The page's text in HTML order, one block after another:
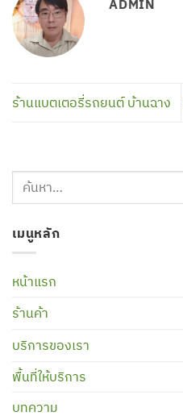
ADMIN
ร้านแบตเตอรี่รถยนต์ บ้านฉาง
เมนูหลัก
หน้าแรก
ร้านค้า
บริการของเรา
พื้นที่ให้บริการ
บทความ